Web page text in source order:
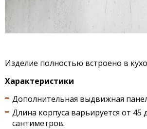
Изделие полностью встроено в
Характеристики
Дополнительная выдвижная
Длина корпуса варьируется от 45
сантиметров.